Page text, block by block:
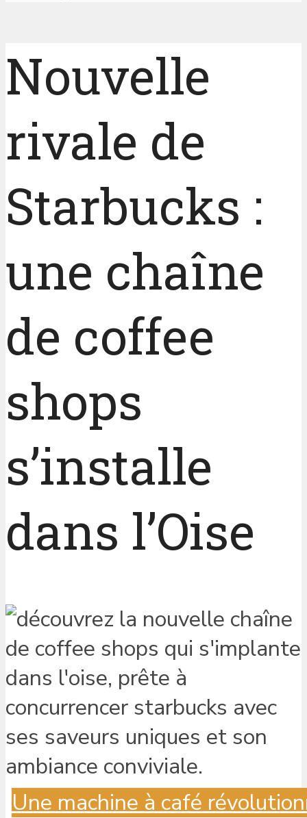
Nouvelle
rivale de
Starbucks :
une chaîne
de coffee
shops
s’installe
dans l’Oise
Une machine à café